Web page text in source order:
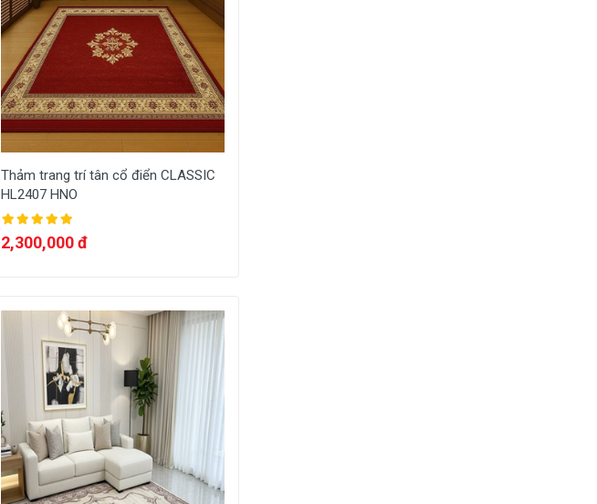
Thảm trang trí tân cổ điển CLASSIC
HL2407 HNO
2,300,000 đ